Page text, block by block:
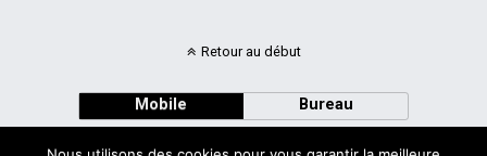
Retour au début
Mobile Bureau